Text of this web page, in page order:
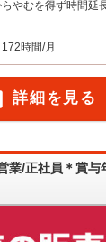
やむを得ず時間延
時間/月
詳細を見る
業/正社員＊賞